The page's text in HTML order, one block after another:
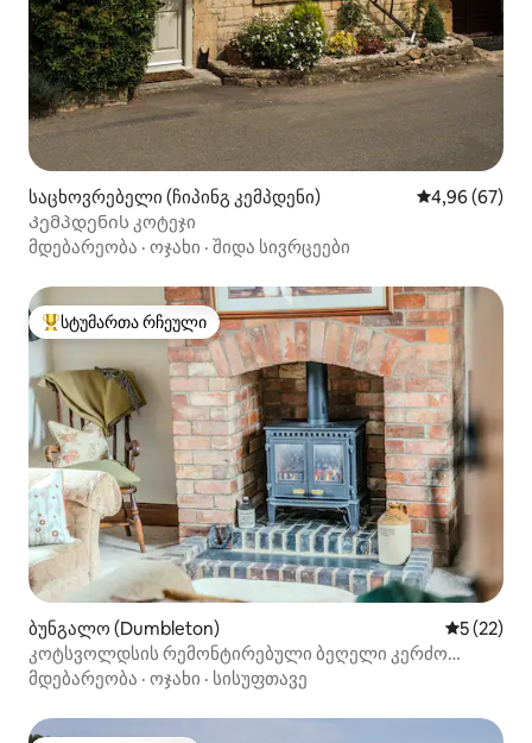
საცხოვრებელი (ჩიპინგ კემპდენი) საშუალო
4,96 (67)
Კემპდენის კოტეჯი
მდებარეობა · ოჯახი · შიდა სივრცეები
სტუმართა რჩეული მოწინავე ვარიანტი
სტუმართა რჩეული
ბუნგალო (Dumbleton) საშუალო
5 (22)
კოტსვოლდსის რემონტირებული ბეღელი კერძო
ბაღით
მდებარეობა · ოჯახი · სისუფთავე